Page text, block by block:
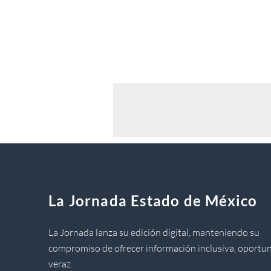
La Jornada Estado de México
La Jornada lanza su edición digital, manteniendo su
compromiso de ofrecer información inclusiva,
veraz.